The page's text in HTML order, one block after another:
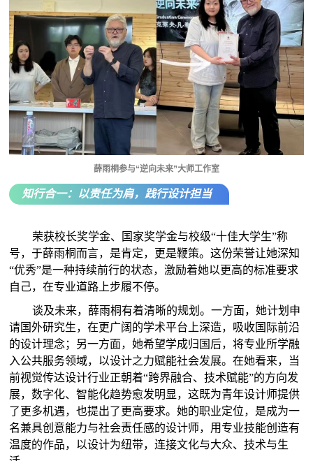
薛雨桐参与“逆向未来”大师工作室
知行合一：以责任为肩，践行设计担当
荣获校长奖学金、国家奖学金与校级“十佳大学生”称
号，于薛雨桐而言，是肯定，更是鞭策。这份荣誉让她深知
“优秀”是一种持续前行的状态，激励着她以更高的标准要求
自己，在专业道路上步履不停。
谈及未来，薛雨桐有着清晰的规划。一方面，她计划申
请国外研究生，在更广阔的学术平台上深造，吸收国际前沿
的设计理念；另一方面，她希望学成归国后，将专业所学融
入公共服务领域，以设计之力赋能社会发展。在她看来，当
前视觉传达设计行业正朝着“跨界融合、技术赋能”的方向发
展，数字化、智能化趋势愈发明显，这既为青年设计师提供
了更多机遇，也提出了更高要求。她的职业定位，是成为一
名兼具创意能力与社会责任感的设计师，用专业技能创造有
温度的作品，以设计为纽带，连接文化与大众、技术与生